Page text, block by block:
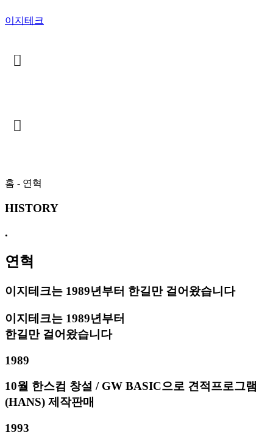
이지테크
홈 - 연혁
HISTORY
.
연혁
이지테크는 1989년부터 한길만 걸어왔습니다
이지테크는 1989년부터
한길만 걸어왔습니다
1989
10월 한스컴 창설 / GW BASIC으로 견적프로그램
(HANS) 제작판매
1993